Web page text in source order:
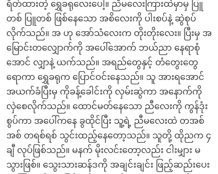
ရိတ်ထားတဲ့ ရွှေခရုလေးပေါ့။ ညီမလေးကြားထဲမှာမှ ပြူ
တစ် ပြူတစ် ဖြစ်နေသော အစိလေးကို ပါးစပ်နဲ့ ဆွဲစုပ်
လိုက်သည်။ အ ဟု အော်သံလေးက တိုးတိုးလေး။ ပြီးမှ အ
မြောင်းတလျှောက်ကို အပေါ်အောက် ဘယ်ညာ နေရာစုံ
အောင် လျှာနဲ့ ယက်သည်။ အရည်တွေနှင့် တံတွေးတွေ
ရောကာ ရွှေခရုက ပြောင်ဝင်းနေသည်။ သူ အားရအောင်
အယက်ခံပြီးမှ ကိုခန့်ခေါင်းကို လှမ်းဆွဲကာ အနောက်ကို
လှဲစေလိုက်သည်။ ထောင်မတ်နေသော ညီလေးကို ကွန်ဒုံး
စွပ်ကာ အပေါ်ကနေ ခွထိုင်ပြီး သူ့ရဲ့ ညီမလေးထဲ တအစ်
အစ် တရစ်ရစ် သွင်းထည့်နေတော့သည်။ သူတို့ ထိုညက ၄
ချီ လုပ်ဖြစ်သည်။ မနက် မိုးလင်းတော့လည်း ငါးမျှား မ
သွားဖြစ်။ သွေးသားဆန်ဒကို အချင်းချင်း ဖြည့်ဆည်းပေး